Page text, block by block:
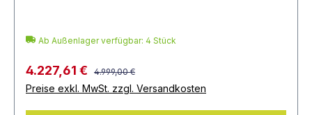
Ab Außenlager verfügbar: 4 Stück
4.227,61 € 4.999,00 €
Preise exkl. MwSt. zzgl. Versandkosten